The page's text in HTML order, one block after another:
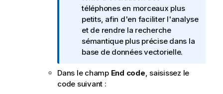
t
e
I
n
f
r
m
téléphones en morceaux plus
petits, afin d'en faciliter l'analyse
et de rendre la recherche
sémantique plus précise dans la
base de données vectorielle.
Dans le champ End code, saisissez le
code suivant :